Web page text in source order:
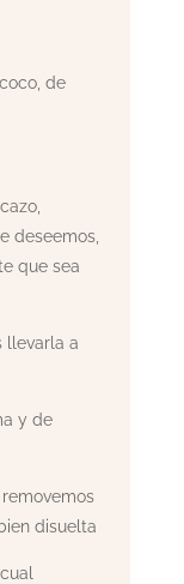
de
deseemos,
que sea
llevarla a
y de
disuelta